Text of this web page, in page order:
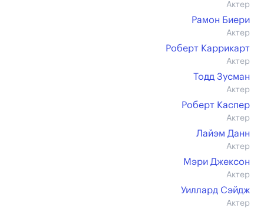
Актер
Рамон Биери
Актер
Роберт Каррикарт
Актер
Тодд Зусман
Актер
Роберт Каспер
Актер
Лайэм Данн
Актер
Мэри Джексон
Актер
Уиллард Сэйдж
Актер